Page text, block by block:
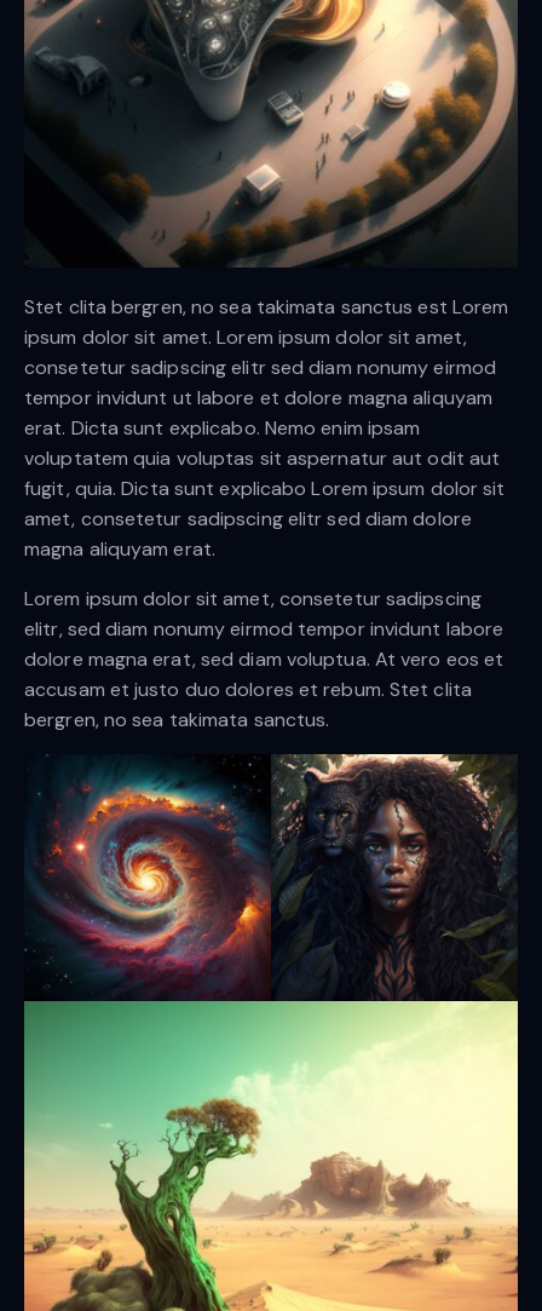
Stet clita bergren, no sea takimata sanctus est Lorem
ipsum dolor sit amet. Lorem ipsum dolor sit amet,
consetetur sadipscing elitr sed diam nonumy eirmod
tempor invidunt ut labore et dolore magna aliquyam
erat. Dicta sunt explicabo. Nemo enim ipsam
voluptatem quia voluptas sit aspernatur aut odit aut
fugit, quia. Dicta sunt explicabo Lorem ipsum dolor sit
amet, consetetur sadipscing elitr sed diam dolore
magna aliquyam erat.
Lorem ipsum dolor sit amet, consetetur sadipscing
elitr, sed diam nonumy eirmod tempor invidunt labore
dolore magna erat, sed diam voluptua. At vero eos et
accusam et justo duo dolores et rebum. Stet clita
bergren, no sea takimata sanctus.